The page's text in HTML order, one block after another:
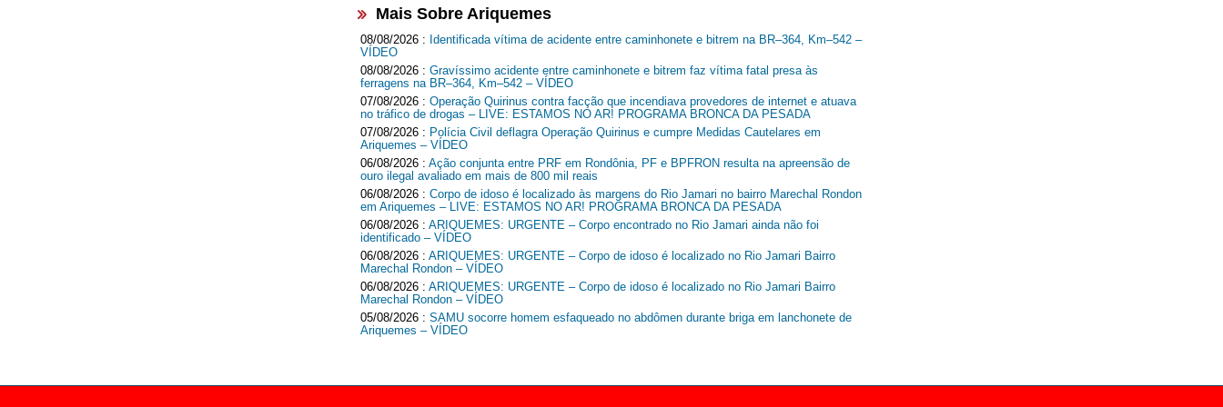
Mais Sobre Ariquemes
08/08/2026 : Identificada vítima de acidente entre caminhonete e bitrem na BR–364, Km–542 –
VÍDEO
08/08/2026 : Gravíssimo acidente entre caminhonete e bitrem faz vítima fatal presa às
ferragens na BR–364, Km–542 – VÍDEO
07/08/2026 : Operação Quirinus contra facção que incendiava provedores de internet e atuava
no tráfico de drogas – LIVE: ESTAMOS NO AR! PROGRAMA BRONCA DA PESADA
07/08/2026 : Polícia Civil deflagra Operação Quirinus e cumpre Medidas Cautelares em
Ariquemes – VÍDEO
06/08/2026 : Ação conjunta entre PRF em Rondônia, PF e BPFRON resulta na apreensão de
ouro ilegal avaliado em mais de 800 mil reais
06/08/2026 : Corpo de idoso é localizado às margens do Rio Jamari no bairro Marechal Rondon
em Ariquemes – LIVE: ESTAMOS NO AR! PROGRAMA BRONCA DA PESADA
06/08/2026 : ARIQUEMES: URGENTE – Corpo encontrado no Rio Jamari ainda não foi
identificado – VÍDEO
06/08/2026 : ARIQUEMES: URGENTE – Corpo de idoso é localizado no Rio Jamari Bairro
Marechal Rondon – VÍDEO
06/08/2026 : ARIQUEMES: URGENTE – Corpo de idoso é localizado no Rio Jamari Bairro
Marechal Rondon – VÍDEO
05/08/2026 : SAMU socorre homem esfaqueado no abdômen durante briga em lanchonete de
Ariquemes – VÍDEO